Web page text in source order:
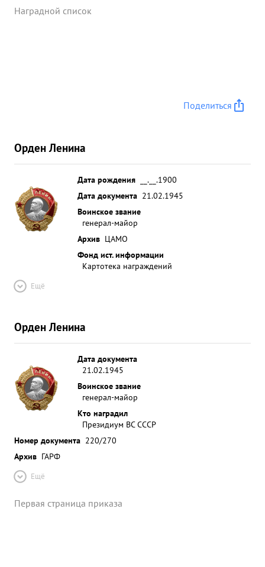
Наградной список
Поделиться
Орден Ленина
Дата рождения
__.__.1900
Дата документа 21.02.1945
Воинское звание
генерал-майор
Архив ЦАМО
Фонд ист. информации
Картотека награждений
Ещё
Орден Ленина
Дата документа
21.02.1945
Воинское звание
генерал-майор
Кто наградил
Президиум ВС СССР
Номер документа 220/270
Архив ГАРФ
Ещё
Первая страница приказа